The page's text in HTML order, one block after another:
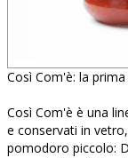
Così Com'è: la
Così Com'è è una
e conservati in
pomodoro piccolo: